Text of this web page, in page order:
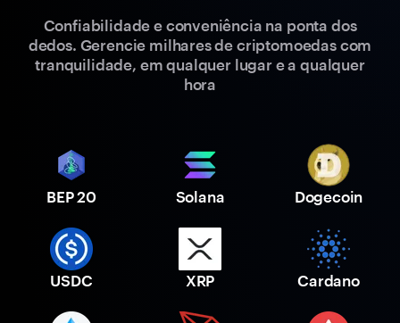
Confiabilidade e conveniência na ponta dos
dedos. Gerencie milhares de criptomoedas com
tranquilidade, em qualquer lugar e a qualquer
hora
BEP 20 Solana Dogecoin
USDC XRP Cardano